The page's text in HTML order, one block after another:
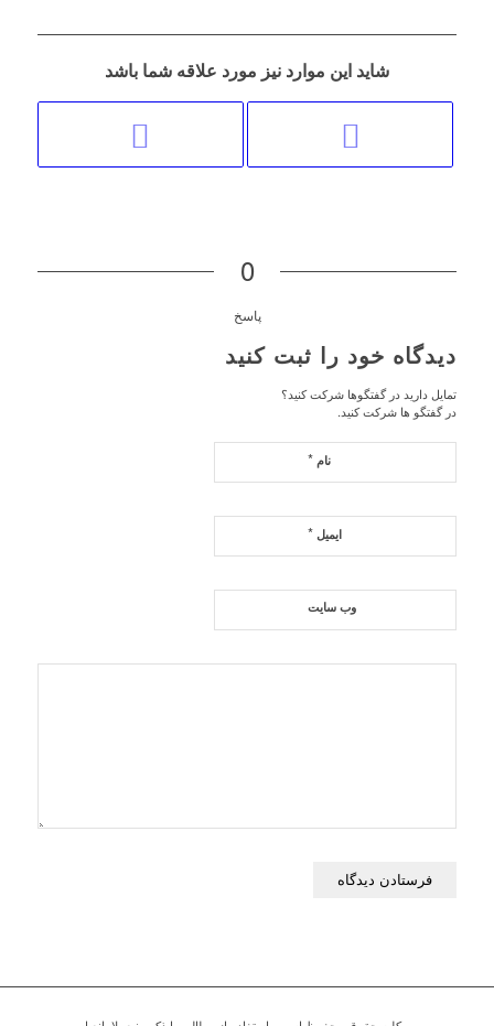
شاید این موارد نیز مورد علاقه شما باشد
0
پاسخ
دیدگاه خود را ثبت کنید
تمایل دارید در گفتگوها شرکت کنید؟
در گفتگو ها شرکت کنید.
نام*
ایمیل*
وب‌ سایت